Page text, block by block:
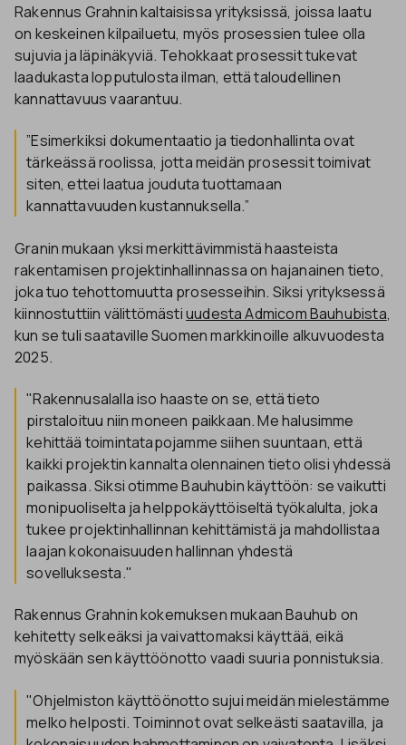
Rakennus Grahnin kaltaisissa yrityksissä, joissa laatu
on keskeinen kilpailuetu, myös prosessien tulee olla
sujuvia ja läpinäkyviä. Tehokkaat prosessit tukevat
laadukasta lopputulosta ilman, että taloudellinen
kannattavuus vaarantuu.
”Esimerkiksi dokumentaatio ja tiedonhallinta ovat
tärkeässä roolissa, jotta meidän prosessit toimivat
siten, ettei laatua jouduta tuottamaan
kannattavuuden kustannuksella.”
Granin mukaan yksi merkittävimmistä haasteista
rakentamisen projektinhallinnassa on hajanainen tieto,
joka tuo tehottomuutta prosesseihin. Siksi yrityksessä
kiinnostuttiin välittömästiuudesta Admicom Bauhubista,
kun se tuli saataville Suomen markkinoille alkuvuodesta
2025.
"Rakennusalalla iso haaste on se, että tieto
pirstaloituu niin moneen paikkaan. Me halusimme
kehittää toimintatapojamme siihen suuntaan, että
kaikki projektin kannalta olennainen tieto olisi yhdessä
paikassa. Siksi otimme Bauhubin käyttöön: se vaikutti
monipuoliselta ja helppokäyttöiseltä työkalulta, joka
tukee projektinhallinnan kehittämistä ja mahdollistaa
laajan kokonaisuuden hallinnan yhdestä
sovelluksesta."
Rakennus Grahnin kokemuksen mukaan Bauhub on
kehitetty selkeäksi ja vaivattomaksi käyttää, eikä
myöskään sen käyttöönotto vaadi suuria ponnistuksia.
"Ohjelmiston käyttöönotto sujui meidän mielestämme
melko helposti. Toiminnot ovat selkeästi saatavilla, ja